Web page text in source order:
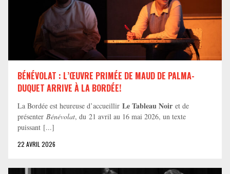
BÉNÉVOLAT : L’ŒUVRE PRIMÉE DE MAUD DE PALMA-
DUQUET ARRIVE À LA BORDÉE!
La Bordée est heureuse d’accueillir Le Tableau Noir et de
présenter Bénévolat, du 21 avril au 16 mai 2026, un texte
puissant [...]
22 AVRIL 2026